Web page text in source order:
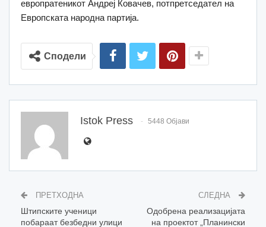
европратеникот Андреј Ковачев, потпретседател на
Европската народна партија.
Сподели
Istok Press 5448 Објави
ПРЕТХОДНА
Штипските ученици
побараат безбедни улици
СЛЕДНА
Одобрена реализацијата
на проектот „Планински